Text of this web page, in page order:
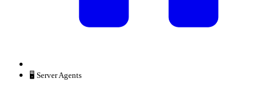
🖥️ Server Agents